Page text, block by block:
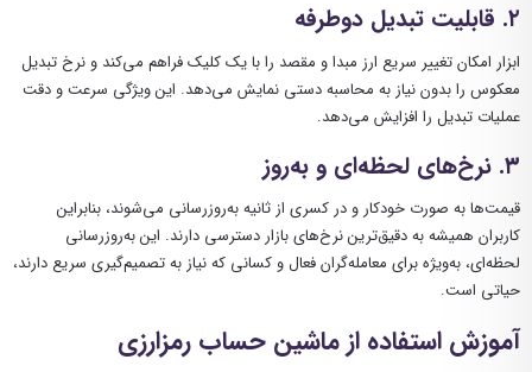
۲. قابلیت تبدیل دوطرفه
ابزار امکان تغییر سریع ارز مبدا و مقصد را با یک کلیک فراهم می‌کند و نرخ تبدیل
معکوس را بدون نیاز به محاسبه دستی نمایش می‌دهد. این ویژگی سرعت و دقت
عملیات تبدیل را افزایش می‌دهد.
۳. نرخ‌های لحظه‌ای و به‌روز
قیمت‌ها به صورت خودکار و در کسری از ثانیه به‌روزرسانی می‌شوند، بنابراین
کاربران همیشه به دقیق‌ترین نرخ‌های بازار دسترسی دارند. این به‌روزرسانی
لحظه‌ای، به‌ویژه برای معامله‌گران فعال و کسانی که نیاز به تصمیم‌گیری سریع دارند،
حیاتی است.
آموزش استفاده از ماشین حساب رمزارزی